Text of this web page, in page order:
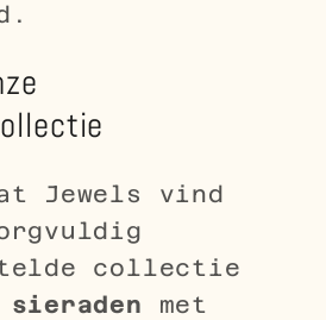
Jewels vind
collectie
sieraden met